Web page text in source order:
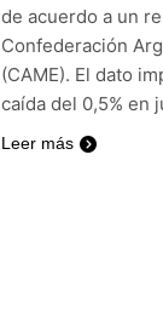
de acuerdo a un
Confederación
(CAME). El dato
caída del 0,5% en
Leer más